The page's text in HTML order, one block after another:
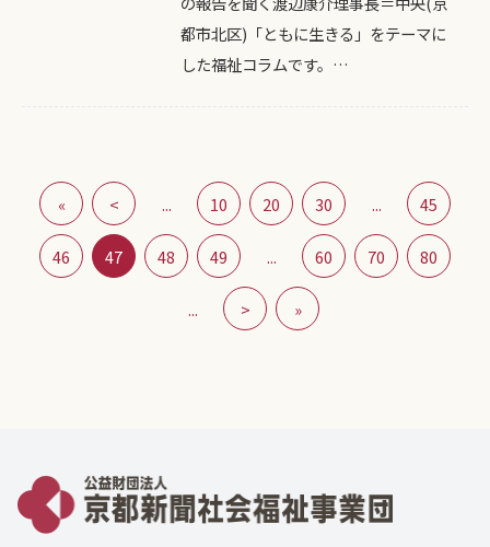
都市北区)「ともに生きる」をテーマに
した福祉コラムです。…
« < ... 10 20 30 ... 45
46 47 48 49 ... 60 70 80
... > »